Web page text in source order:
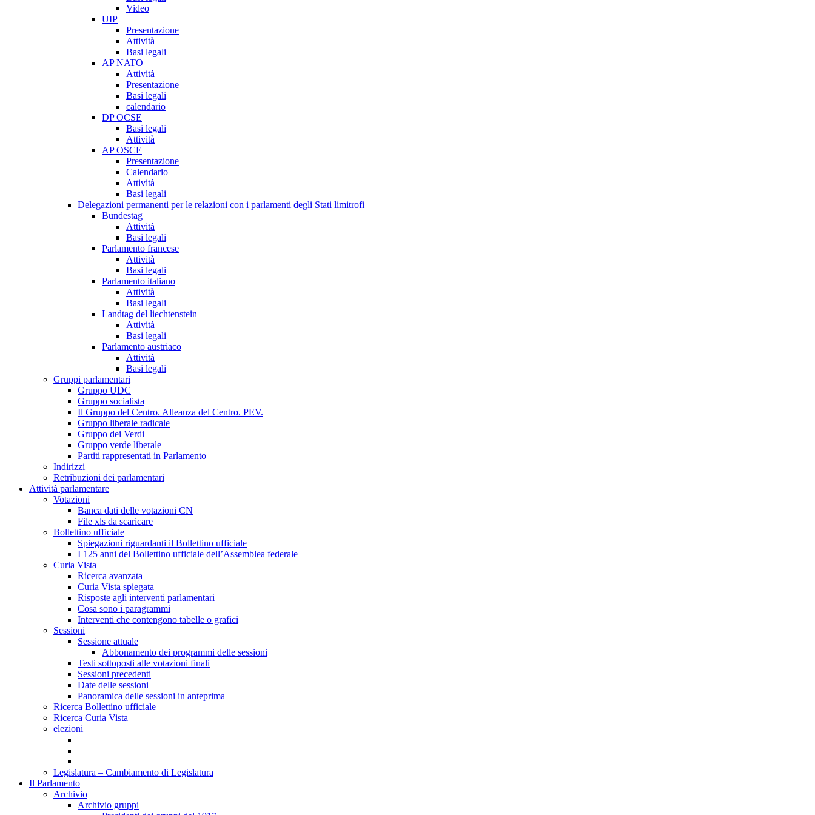
Video
UIP
Presentazione
Attività
Basi legali
AP NATO
Attività
Presentazione
Basi legali
calendario
DP OCSE
Basi legali
Attività
AP OSCE
Presentazione
Calendario
Attività
Basi legali
Delegazioni permanenti per le relazioni con i parlamenti degli Stati limitrofi
Bundestag
Attività
Basi legali
Parlamento francese
Attività
Basi legali
Parlamento italiano
Attività
Basi legali
Landtag del liechtenstein
Attività
Basi legali
Parlamento austriaco
Attività
Basi legali
Gruppi parlamentari
Gruppo UDC
Gruppo socialista
Il Gruppo del Centro. Alleanza del Centro. PEV.
Gruppo liberale radicale
Gruppo dei Verdi
Gruppo verde liberale
Partiti rappresentati in Parlamento
Indirizzi
Retribuzioni dei parlamentari
Attività parlamentare
Votazioni
Banca dati delle votazioni CN
File xls da scaricare
Bollettino ufficiale
Spiegazioni riguardanti il Bollettino ufficiale
I 125 anni del Bollettino ufficiale dell’Assemblea federale
Curia Vista
Ricerca avanzata
Curia Vista spiegata
Risposte agli interventi parlamentari
Cosa sono i paragrammi
Interventi che contengono tabelle o grafici
Sessioni
Sessione attuale
Abbonamento dei programmi delle sessioni
Testi sottoposti alle votazioni finali
Sessioni precedenti
Date delle sessioni
Panoramica delle sessioni in anteprima
Ricerca Bollettino ufficiale
Ricerca Curia Vista
elezioni
Legislatura – Cambiamento di Legislatura
Il Parlamento
Archivio
Archivio gruppi